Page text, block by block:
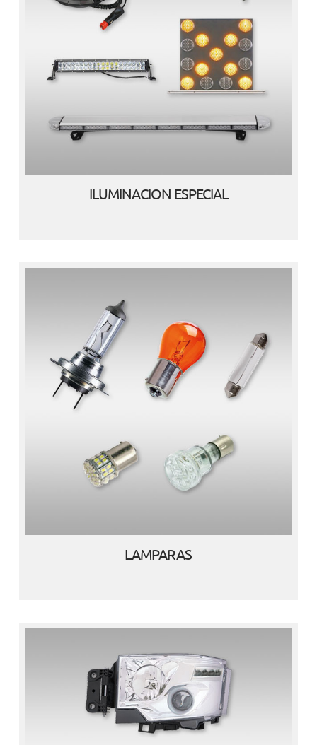
ILUMINACION ESPECIAL
LAMPARAS